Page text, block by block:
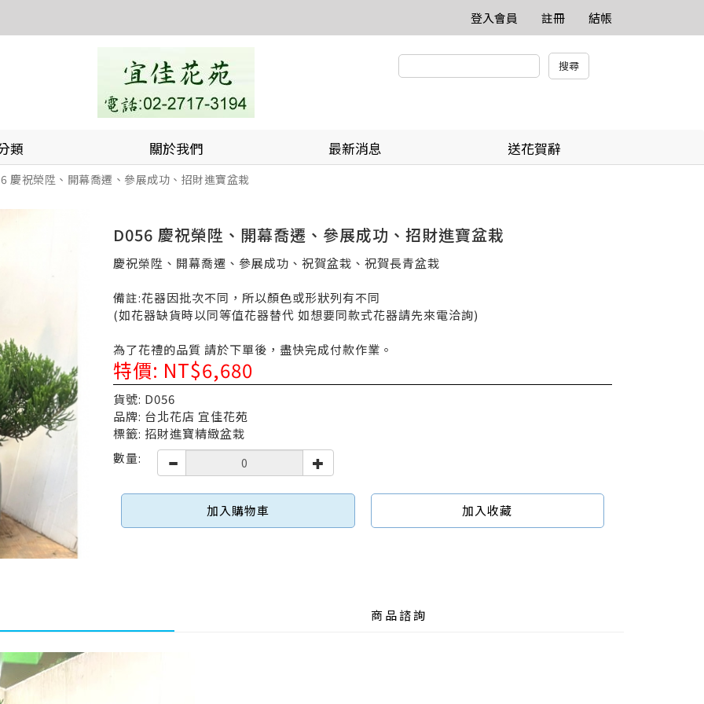
登入會員 註冊 結帳
類 關於我們 最新消息 送花賀辭
慶祝榮陞、開幕喬遷、參展成功、招財進寶盆栽
D056 慶祝榮陞、開幕喬遷、參展成功、招財進寶盆栽
慶祝榮陞、開幕喬遷、參展成功、祝賀盆栽、祝賀長青盆栽
備註:花器因批次不同，所以顏色或形狀列有不同
(如花器缺貨時以同等值花器替代 如想要同款式花器請先來電洽詢)
為了花禮的品質 請於下單後，盡快完成付款作業。
特價: NT$6,680
貨號: D056
品牌: 台北花店 宜佳花苑
標籤: 招財進寶精緻盆栽
數量:
加入購物車 加入收藏
商品諮詢